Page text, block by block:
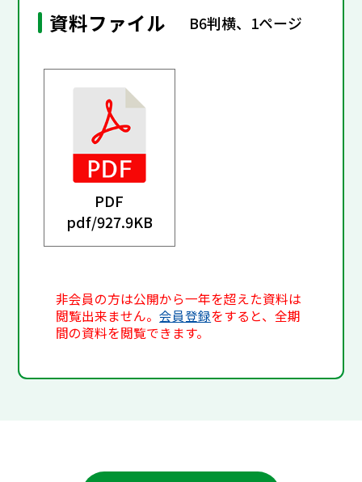
資料ファイル B6判横、1ページ
PDF
pdf/927.9KB
非会員の方は公開から一年を超えた資料は
閲覧出来ません。会員登録をすると、全期
間の資料を閲覧できます。